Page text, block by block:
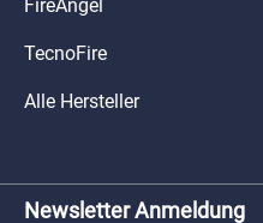
FireAngel
TecnoFire
Alle Hersteller
Newsletter Anmeldung